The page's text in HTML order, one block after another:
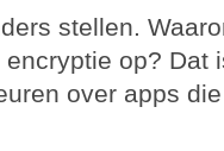
stellen.
op? Dat
over apps